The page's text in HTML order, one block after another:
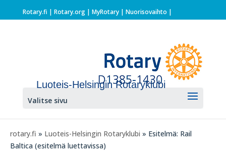
Rotary.fi | Rotary.org| MyRotary | Nuorisovaihto |
Luoteis-Helsingin Rotaryklubi
Valitse sivu
rotary.fi » Luoteis-Helsingin Rotaryklubi » Esitelmä: Rail
Baltica (esitelmä luettavissa)